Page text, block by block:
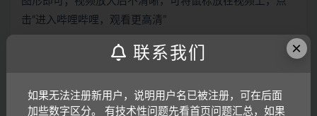
击“进入哔哩哔哩，观看更高清”
×
联系我们
如果无法注册新用户，说明用户名已被注册，可在后面
加些数字区分。 有技术性问题先看首页问题汇总，如果